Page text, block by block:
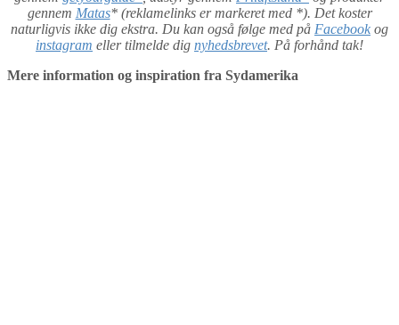
gennem Matas* (reklamelinks er markeret med *). Det koster
naturligvis ikke dig ekstra. Du kan også følge med på Facebook og
instagram eller tilmelde dig nyhedsbrevet. På forhånd tak!
Mere information og inspiration fra Sydamerika